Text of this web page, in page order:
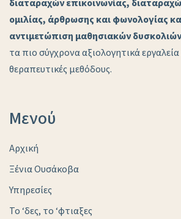
διαταραχών επικοινωνίας,
ομιλίας, άρθρωσης και φωνολογίας
αντιμετώπιση μαθησιακών δυσκολιών
τα πιο σύγχρονα αξιολογητικά εργαλεία
θεραπευτικές μεθόδους.
Μενού
Αρχική
Ξένια Ουσάκοβα
Υπηρεσίες
Το ‘δες, το ‘φτιαξες